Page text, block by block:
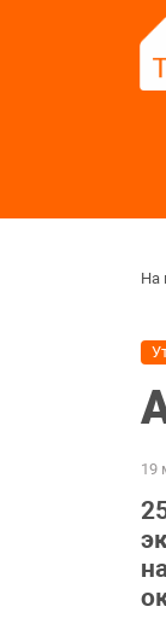
На
19